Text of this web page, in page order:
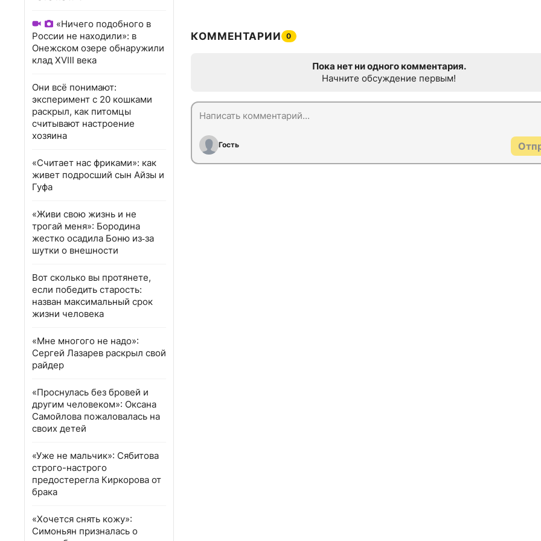
«Ничего подобного в
России не находили»: в
Онежском озере обнаружили
клад XVIII века
Они всё понимают:
эксперимент с 20 кошками
раскрыл, как питомцы
считывают настроение
хозяина
«Считает нас фриками»: как
живет подросший сын Айзы и
Гуфа
«Живи свою жизнь и не
трогай меня»: Бородина
жестко осадила Боню из‑за
шутки о внешности
Вот сколько вы протянете,
если победить старость:
назван максимальный срок
жизни человека
«Мне многого не надо»:
Сергей Лазарев раскрыл свой
райдер
«Проснулась без бровей и
другим человеком»: Оксана
Самойлова пожаловалась на
своих детей
«Уже не мальчик»: Сябитова
строго-настрого
предостерегла Киркорова от
брака
«Хочется снять кожу»:
Симоньян призналась о
КОММЕНТАРИИ 0
Пока нет ни одного комментария.
Начните обсуждение первым!
Гость